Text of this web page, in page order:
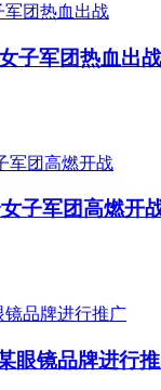
子军团热血出战
子军团高燃开
眼镜品牌进行